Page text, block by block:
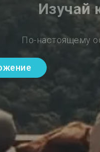
Изучай
По-настоящему